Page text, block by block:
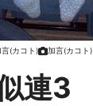
言(カコト) 加言(カコト)
連3